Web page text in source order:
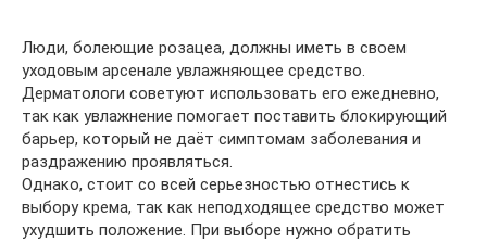
Люди, болеющие розацеа, должны иметь в своем
уходовым арсенале увлажняющее средство.
Дерматологи советуют использовать его ежедневно,
так как увлажнение помогает поставить блокирующий
барьер, который не даёт симптомам заболевания и
раздражению проявляться.
Однако, стоит со всей серьезностью отнестись к
выбору крема, так как неподходящее средство может
ухудшить положение. При выборе нужно обратить